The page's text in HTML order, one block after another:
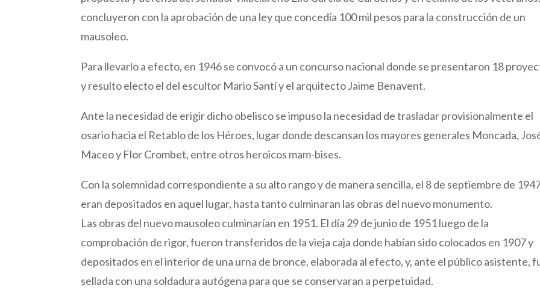
concluyeron con la aprobación de una ley que concedía 100 mil pesos para la construcción de un
mausoleo.
Para llevarlo a efecto, en 1946 se convocó a un concurso nacional donde se presentaron 18
y resulto electo el del escultor Mario Santí y el arquitecto Jaime Benavent.
Ante la necesidad de erigir dicho obelisco se impuso la necesidad de trasladar provisionalmente el
osario hacia el Retablo de los Héroes, lugar donde descansan los mayores generales Moncada,
Maceo y Flor Crombet, entre otros heroicos mam-bises.
Con la solemnidad correspondiente a su alto rango y de manera sencilla, el 8 de septiembre de
eran depositados en aquel lugar, hasta tanto culminaran las obras del nuevo monumento.
Las obras del nuevo mausoleo culminarían en 1951. El día 29 de junio de 1951 luego de la
comprobación de rigor, fueron transferidos de la vieja caja donde habían sido colocados en 1907 y
depositados en el interior de una urna de bronce, elaborada al efecto, y, ante el público asistente,
sellada con una soldadura autógena para que se conservaran a perpetuidad.